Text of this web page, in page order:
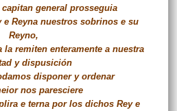
general prosseguia
Reyna nuestros sobrinos e su
Reyno,
la remiten enteramente a nuestra
y dispusición
disponer y ordenar
nos paresciere
e terna por los dichos Rey e